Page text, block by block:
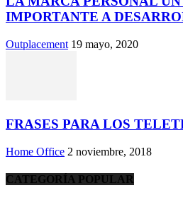
IMPORTANTE A
Outplacement 19 mayo, 2020
FRASES PARA LOS
Home Office 2 noviembre, 2018
CATEGORÍA POPULAR